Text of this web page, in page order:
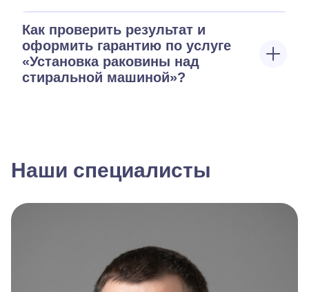
Как проверить результат и
оформить гарантию по услуге
«Установка раковины над
стиральной машиной»?
Наши специалисты